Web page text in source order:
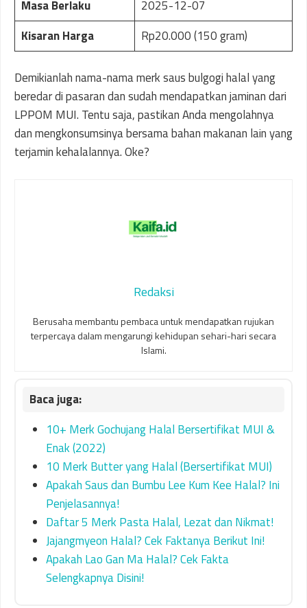
Masa Berlaku
2025-12-07
Kisaran Harga
Rp20.000 (150 gram)
Demikianlah nama-nama merk saus bulgogi halal yang
beredar di pasaran dan sudah mendapatkan jaminan dari
LPPOM MUI. Tentu saja, pastikan Anda mengolahnya
dan mengkonsumsinya bersama bahan makanan lain yang
terjamin kehalalannya. Oke?
Redaksi
Berusaha membantu pembaca untuk mendapatkan rujukan
terpercaya dalam mengarungi kehidupan sehari-hari secara
Islami.
10+ Merk Gochujang Halal Bersertifikat MUI &
Enak (2022)
10 Merk Butter yang Halal (Bersertifikat MUI)
Apakah Saus dan Bumbu Lee Kum Kee Halal? Ini
Penjelasannya!
Daftar 5 Merk Pasta Halal, Lezat dan Nikmat!
Jajangmyeon Halal? Cek Faktanya Berikut Ini!
Apakah Lao Gan Ma Halal? Cek Fakta
Selengkapnya Disini!